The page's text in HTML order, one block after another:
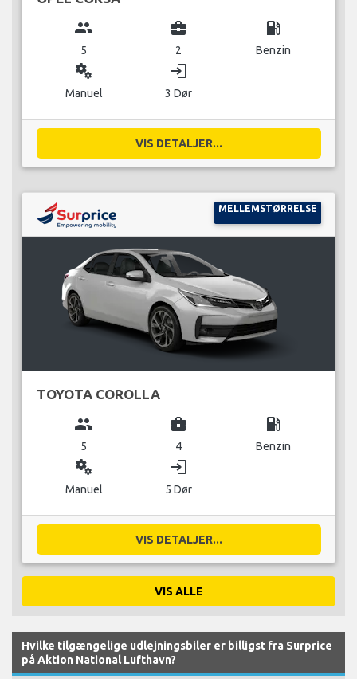
group
5
business_center
2
local_gas_station
Benzin
miscellaneous_services
Manuel
login
3 Dør
VIS DETALJER...
MELLEMSTØRRELSE
TOYOTA COROLLA
group
5
business_center
4
local_gas_station
Benzin
miscellaneous_services
Manuel
login
5 Dør
VIS DETALJER...
VIS ALLE
Hvilke tilgængelige udlejningsbiler er billigst fra Surprice
på Aktion National Lufthavn?